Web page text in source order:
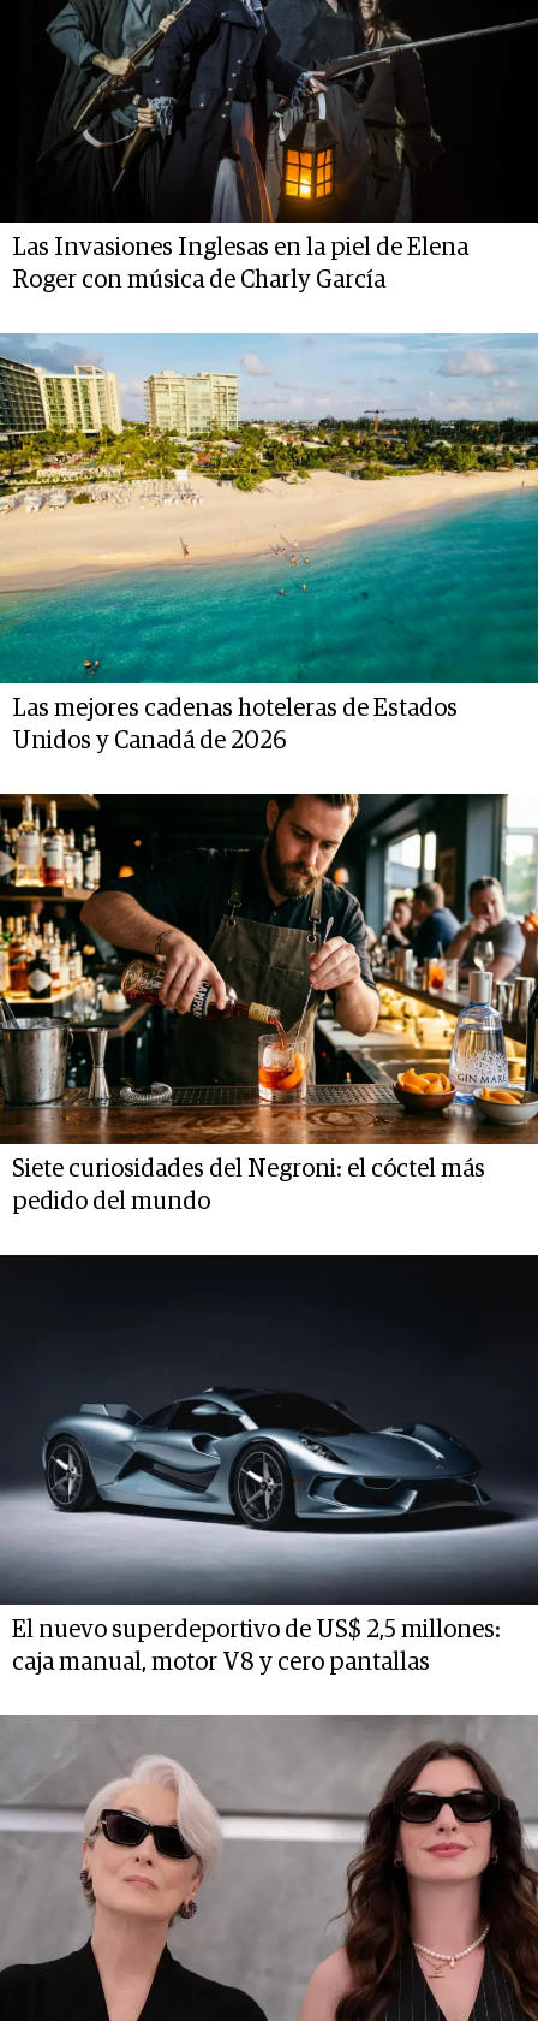
Las Invasiones Inglesas en la piel de Elena
Roger con música de Charly García
Las mejores cadenas hoteleras de Estados
Unidos y Canadá de 2026
Siete curiosidades del Negroni: el cóctel más
pedido del mundo
El nuevo superdeportivo de US$ 2,5 millones:
caja manual, motor V8 y cero pantallas